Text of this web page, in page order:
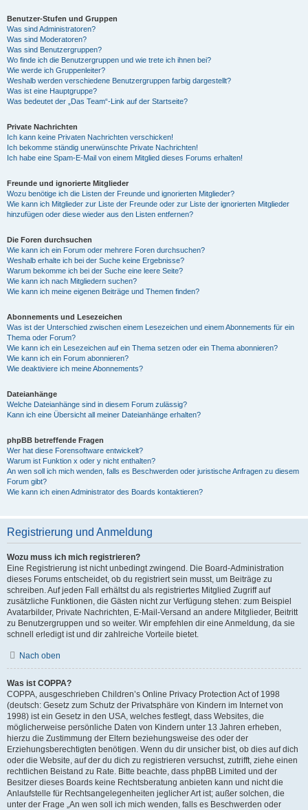
Benutzer-Stufen und Gruppen
Was sind Administratoren?
Was sind Moderatoren?
Was sind Benutzergruppen?
Wo finde ich die Benutzergruppen und wie trete ich ihnen bei?
Wie werde ich Gruppenleiter?
Weshalb werden verschiedene Benutzergruppen farbig dargestellt?
Was ist eine Hauptgruppe?
Was bedeutet der „Das Team“-Link auf der Startseite?
Private Nachrichten
Ich kann keine Privaten Nachrichten verschicken!
Ich bekomme ständig unerwünschte Private Nachrichten!
Ich habe eine Spam-E-Mail von einem Mitglied dieses Forums erhalten!
Freunde und ignorierte Mitglieder
Wozu benötige ich die Listen der Freunde und ignorierten Mitglieder?
Wie kann ich Mitglieder zur Liste der Freunde oder zur Liste der ignorierten Mitglieder
hinzufügen oder diese wieder aus den Listen entfernen?
Die Foren durchsuchen
Wie kann ich ein Forum oder mehrere Foren durchsuchen?
Weshalb erhalte ich bei der Suche keine Ergebnisse?
Warum bekomme ich bei der Suche eine leere Seite?
Wie kann ich nach Mitgliedern suchen?
Wie kann ich meine eigenen Beiträge und Themen finden?
Abonnements und Lesezeichen
Was ist der Unterschied zwischen einem Lesezeichen und einem Abonnements für ein
Thema oder Forum?
Wie kann ich ein Lesezeichen auf ein Thema setzen oder ein Thema abonnieren?
Wie kann ich ein Forum abonnieren?
Wie deaktiviere ich meine Abonnements?
Dateianhänge
Welche Dateianhänge sind in diesem Forum zulässig?
Kann ich eine Übersicht all meiner Dateianhänge erhalten?
phpBB betreffende Fragen
Wer hat diese Forensoftware entwickelt?
Warum ist Funktion x oder y nicht enthalten?
An wen soll ich mich wenden, falls es Beschwerden oder juristische Anfragen zu diesem
Forum gibt?
Wie kann ich einen Administrator des Boards kontaktieren?
Registrierung und Anmeldung
Wozu muss ich mich registrieren?
Eine Registrierung ist nicht unbedingt zwingend. Die Board-Administration
dieses Forums entscheidet, ob du registriert sein musst, um Beiträge zu
schreiben. Auf jeden Fall erhältst du als registriertes Mitglied Zugriff auf
zusätzliche Funktionen, die Gästen nicht zur Verfügung stehen: zum Beispiel
Avatarbilder, Private Nachrichten, E-Mail-Versand an andere Mitglieder, Beitritt
zu Benutzergruppen und so weiter. Wir empfehlen dir eine Anmeldung, da sie
schnell erledigt ist und dir zahlreiche Vorteile bietet.
Nach oben
Was ist COPPA?
COPPA, ausgeschrieben Children’s Online Privacy Protection Act of 1998
(deutsch: Gesetz zum Schutz der Privatsphäre von Kindern im Internet von
1998) ist ein Gesetz in den USA, welches festlegt, dass Websites, die
möglicherweise persönliche Daten von Kindern unter 13 Jahren erheben,
hierzu die Zustimmung der Eltern beziehungsweise des oder der
Erziehungsberechtigten benötigen. Wenn du dir unsicher bist, ob dies auf dich
oder die Website, auf der du dich zu registrieren versuchst, zutrifft, ziehe einen
rechtlichen Beistand zu Rate. Bitte beachte, dass phpBB Limited und der
Besitzer dieses Boards keine Rechtsberatung anbieten kann und nicht die
Anlaufstelle für Rechtsangelegenheiten jeglicher Art ist; außer solchen, die
unter der Frage „An wen soll ich mich wenden, falls es Beschwerden oder